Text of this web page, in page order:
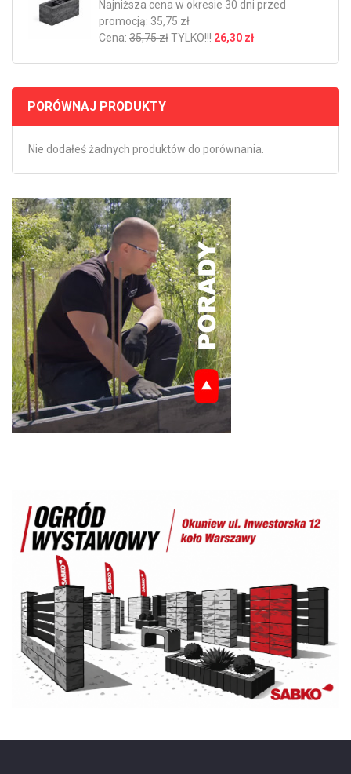
Najniższa cena w okresie 30 dni przed
promocją: 35,75 zł
Cena: 35,75 złTYLKO!!! 26,30 zł
PORÓWNAJ PRODUKTY
Nie dodałeś żadnych produktów do porównania.